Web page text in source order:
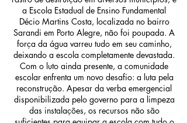
a Escola Estadual de Ensino Fundamental
Décio Martins Costa, localizada no bairro
Sarandi em Porto Alegre, não foi poupada. A
força da água varreu tudo em seu caminho,
deixando a escola completamente devastada.
Com o luto ainda presente, a comunidade
escolar enfrenta um novo desafio: a luta pela
reconstrução. Apesar da verba emergencial
disponibilizada pelo governo para a limpeza
das instalações, os recursos não são